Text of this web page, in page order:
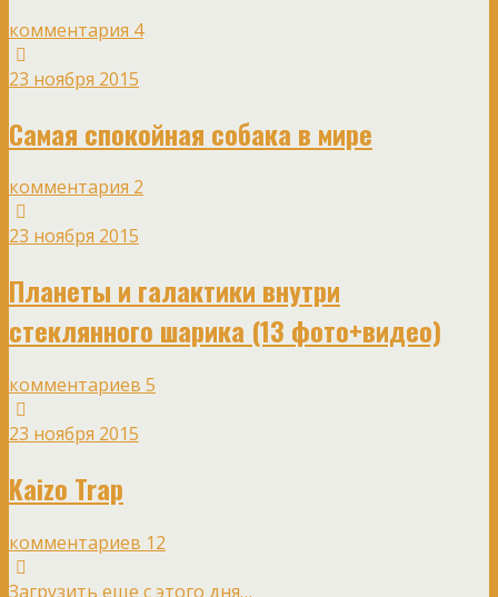
комментария 4
23 ноября 2015
Самая спокойная собака в мире
комментария 2
23 ноября 2015
Планеты и галактики внутри
стеклянного шарика (13 фото+видео)
комментариев 5
23 ноября 2015
Kaizo Trap
комментариев 12
Загрузить еще с этого дня…